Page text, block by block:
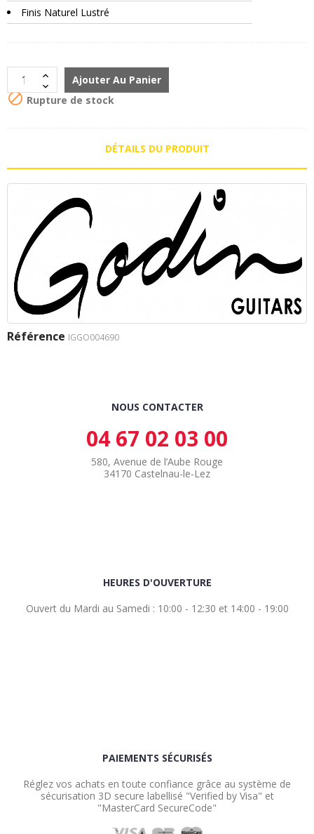
Finis Naturel Lustré
Ajouter Au Panier
 Rupture de stock
DÉTAILS DU PRODUIT
Référence IGGO004690
NOUS CONTACTER
04 67 02 03 00
580, Avenue de l’Aube Rouge
34170 Castelnau-le-Lez
HEURES D'OUVERTURE
Ouvert du Mardi au Samedi : 10:00 - 12:30 et 14:00 - 19:00
PAIEMENTS SÉCURISÉS
Réglez vos achats en toute confiance grâce au système de
sécurisation 3D secure labellisé "Verified by Visa" et
"MasterCard SecureCode"